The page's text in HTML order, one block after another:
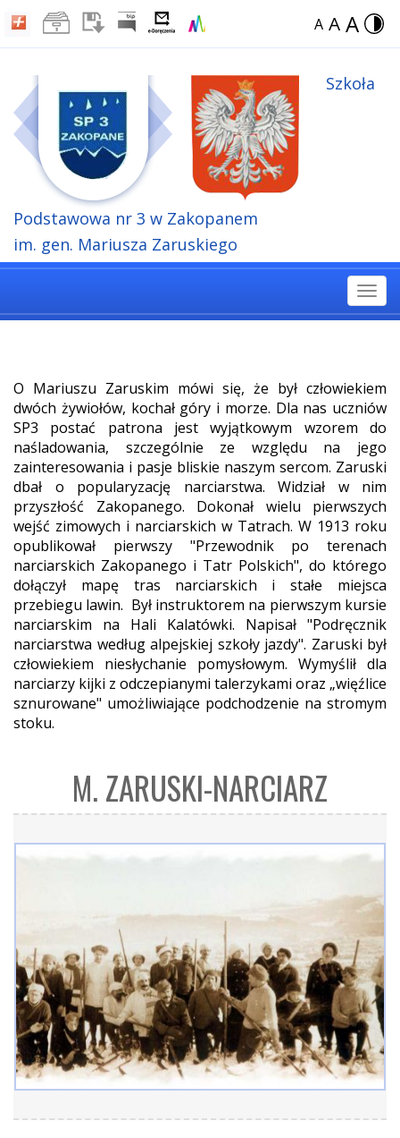
A A A
Szkoła
Podstawowa nr 3 w Zakopanem
im. gen. Mariusza Zaruskiego
O Mariuszu Zaruskim mówi się, że był człowiekiem
dwóch żywiołów, kochał góry i morze. Dla nas uczniów
SP3 postać patrona jest wyjątkowym wzorem do
naśladowania, szczególnie ze względu na jego
zainteresowania i pasje bliskie naszym sercom. Zaruski
dbał o popularyzację narciarstwa. Widział w nim
przyszłość Zakopanego. Dokonał wielu pierwszych
wejść zimowych i narciarskich w Tatrach. W 1913 roku
opublikował pierwszy "Przewodnik po terenach
narciarskich Zakopanego i Tatr Polskich", do którego
dołączył mapę tras narciarskich i stałe miejsca
przebiegu lawin. Był instruktorem na pierwszym kursie
narciarskim na Hali Kalatówki. Napisał "Podręcznik
narciarstwa według alpejskiej szkoły jazdy". Zaruski był
człowiekiem niesłychanie pomysłowym. Wymyślił dla
narciarzy kijki z odczepianymi talerzykami oraz „więźlice
sznurowane" umożliwiające podchodzenie na stromym
stoku.
M. ZARUSKI-NARCIARZ